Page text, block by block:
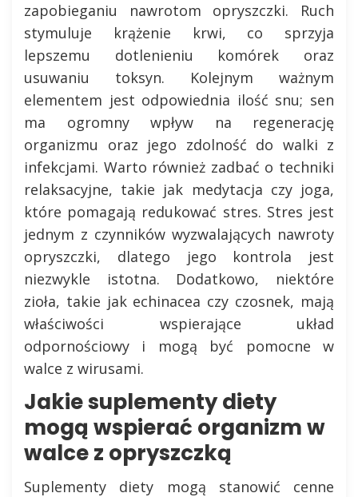
zapobieganiu nawrotom opryszczki. Ruch
stymuluje krążenie krwi, co sprzyja
lepszemu dotlenieniu komórek oraz
usuwaniu toksyn. Kolejnym ważnym
elementem jest odpowiednia ilość snu; sen
ma ogromny wpływ na regenerację
organizmu oraz jego zdolność do walki z
infekcjami. Warto również zadbać o techniki
relaksacyjne, takie jak medytacja czy joga,
które pomagają redukować stres. Stres jest
jednym z czynników wyzwalających nawroty
opryszczki, dlatego jego kontrola jest
niezwykle istotna. Dodatkowo, niektóre
zioła, takie jak echinacea czy czosnek, mają
właściwości wspierające układ
odpornościowy i mogą być pomocne w
walce z wirusami.
Jakie suplementy diety
mogą wspierać organizm w
walce z opryszczką
Suplementy diety mogą stanowić cenne